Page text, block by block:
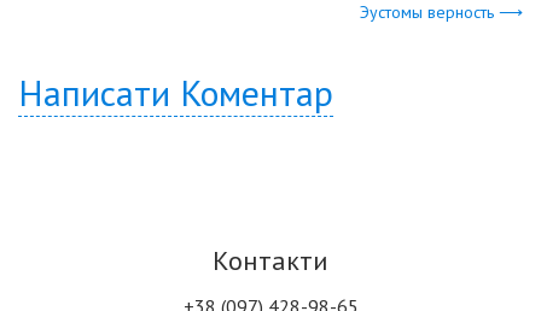
Эустомы верность ⟶
Написати Коментар
Контакти
+38 (097) 428-98-65